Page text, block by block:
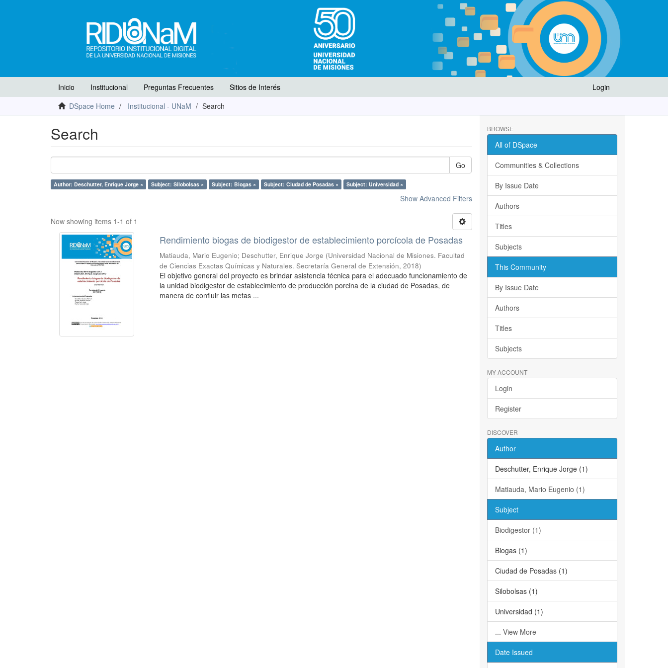
Login
Inicio Institucional Preguntas Frecuentes
Sitios de Interés
DSpace Home
Institucional - UNaM Search
Search
Go
Author: Deschutter, Enrique Jorge × Subject: Silobolsas × Subject: Biogas × Subject: Ciudad de Posadas × Subject: Universidad ×
Show Advanced Filters
Now showing items 1-1 of 1
Rendimiento biogas de biodigestor de establecimiento porcícola de Posadas
Matiauda, Mario Eugenio; Deschutter, Enrique Jorge (Universidad Nacional de Misiones. Facultad
de Ciencias Exactas Químicas y Naturales. Secretaría General de Extensión,2018)
El objetivo general del proyecto es brindar asistencia técnica para el adecuado funcionamiento de
la unidad biodigestor de establecimiento de producción porcina de la ciudad de Posadas, de
manera de confluir las metas ...
BROWSE
All of DSpace
Communities & Collections
By Issue Date
Authors
Titles
Subjects
This Community
By Issue Date
Authors
Titles
Subjects
MY ACCOUNT
Login
Register
DISCOVER
Author
Deschutter, Enrique Jorge (1)
Matiauda, Mario Eugenio (1)
Subject
Biodigestor (1)
Biogas (1)
Ciudad de Posadas (1)
Silobolsas (1)
Universidad (1)
... View More
Date Issued